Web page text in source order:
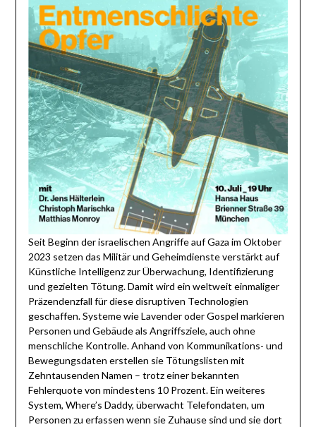
Seit Beginn der israelischen Angriffe auf Gaza im Oktober
2023 setzen das Militär und Geheimdienste verstärkt auf
Künstliche Intelligenz zur Überwachung, Identifizierung
und gezielten Tötung. Damit wird ein weltweit einmaliger
Präzendenzfall für diese disruptiven Technologien
geschaffen. Systeme wie Lavender oder Gospel markieren
Personen und Gebäude als Angriffsziele, auch ohne
menschliche Kontrolle. Anhand von Kommunikations- und
Bewegungsdaten erstellen sie Tötungslisten mit
Zehntausenden Namen – trotz einer bekannten
Fehlerquote von mindestens 10 Prozent. Ein weiteres
System, Where’s Daddy, überwacht Telefondaten, um
Personen zu erfassen wenn sie Zuhause sind und sie dort